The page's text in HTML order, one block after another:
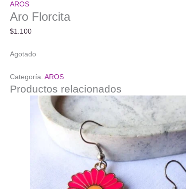
AROS
Aro Florcita
$1.100
Agotado
Categoría: AROS
Productos relacionados